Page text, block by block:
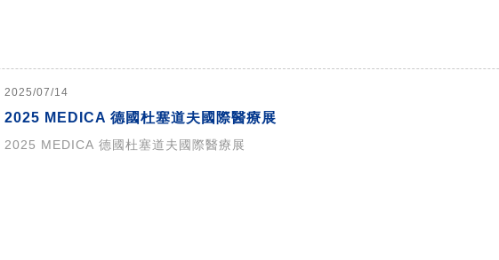
2025/07/14
2025 MEDICA 德國杜塞道夫國際醫療展
2025 MEDICA 德國杜塞道夫國際醫療展